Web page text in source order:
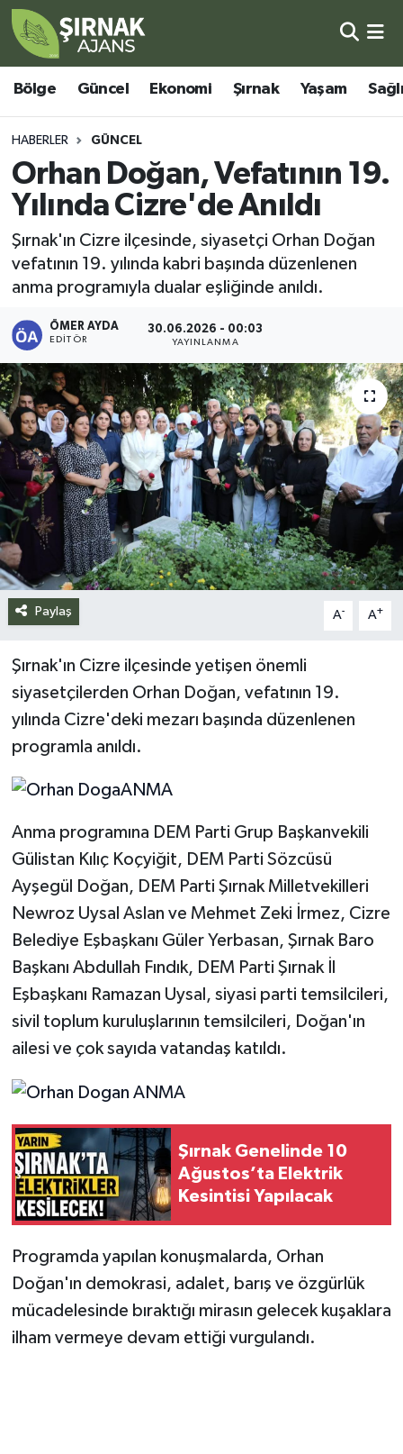
Bölge Güncel Ekonomi Şırnak Yaşam
HABERLER GÜNCEL
Orhan Doğan, Vefatının 19.
Yılında Cizre'de Anıldı
Şırnak'ın Cizre ilçesinde, siyasetçi Orhan Doğan
vefatının 19. yılında kabri başında düzenlenen
anma programıyla dualar eşliğinde anıldı.
ÖMER AYDA
EDITÖR
30.06.2026 - 00:03
YAYINLANMA
Paylaş A- A+
Şırnak'ın Cizre ilçesinde yetişen önemli
siyasetçilerden Orhan Doğan, vefatının 19.
yılında Cizre'deki mezarı başında düzenlenen
programla anıldı.
Anma programına DEM Parti Grup Başkanvekili
Gülistan Kılıç Koçyiğit, DEM Parti Sözcüsü
Ayşegül Doğan, DEM Parti Şırnak Milletvekilleri
Newroz Uysal Aslan ve Mehmet Zeki İrmez, Cizre
Belediye Eşbaşkanı Güler Yerbasan, Şırnak Baro
Başkanı Abdullah Fındık, DEM Parti Şırnak İl
Eşbaşkanı Ramazan Uysal, siyasi parti temsilcileri,
sivil toplum kuruluşlarının temsilcileri, Doğan'ın
ailesi ve çok sayıda vatandaş katıldı.
Şırnak Genelinde 10
Ağustos’ta Elektrik
Kesintisi Yapılacak
Programda yapılan konuşmalarda, Orhan
Doğan'ın demokrasi, adalet, barış ve özgürlük
mücadelesinde bıraktığı mirasın gelecek kuşaklara
ilham vermeye devam ettiği vurgulandı.
Bölge
Güncel
Ekonomi
Şırnak
Sağlık
Eğitim
Kültür - Sanat
Siyaset
Spor
Teknoloji
Yazarlar
Şırnak Nöbetçi Eczaneler
Şırnak Hava Durumu
Şirnak Namaz Vakitleri
Şırnak Trafik Yoğunluk Haritası
Süper Lig Puan Durumu ve Fikstür
Tüm Manşetler
Son Dakika Haberleri
Haber Arşivi